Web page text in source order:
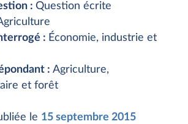
: Question écrite
: Économie, industrie et
: Agriculture,
et forêt
le 15 septembre 2015